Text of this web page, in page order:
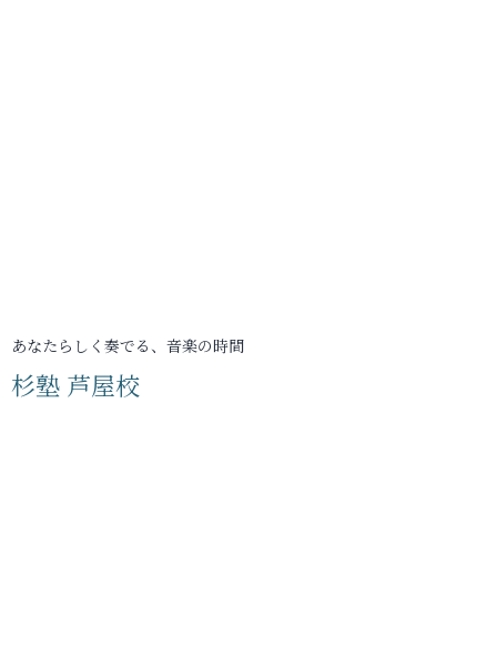
あなたらしく奏でる、音楽の時間
杉塾 芦屋校